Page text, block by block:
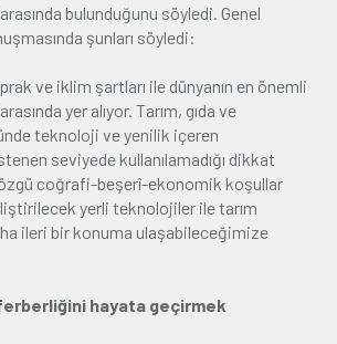
bulunduğunu söyledi. Genel
şunları söyledi:
ve iklim şartları ile dünyanın en önemli
yer alıyor. Tarım, gıda ve
teknoloji ve yenilik içeren
seviyede kullanılamadığı dikkat
coğrafi-beşerî-ekonomik koşullar
yerli teknolojiler ile tarım
ileri bir konuma ulaşabileceğimize
hayata geçirmek